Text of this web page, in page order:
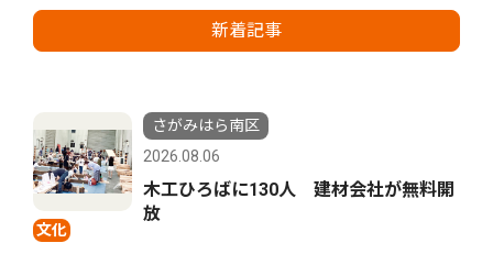
新着記事
文化
さがみはら南区
2026.08.06
木工ひろばに130人 建材会社が無料開
放